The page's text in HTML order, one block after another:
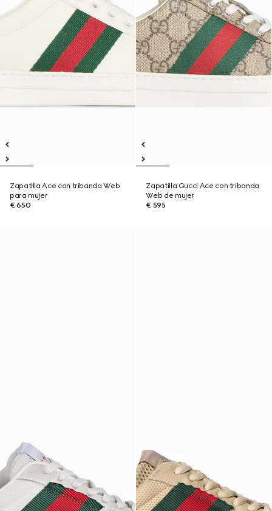
Zapatilla Ace con tribanda Web
para mujer
€ 650
Zapatilla Gucci Ace con tribanda
Web de mujer
€ 595